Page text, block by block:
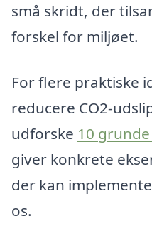
små skridt, der
forskel for miljøet.
For flere praktiske
reducere CO2-
udforske 10
giver konkrete
der kan
os.